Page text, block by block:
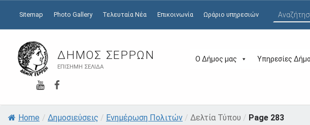
ΔΉΜΟΣ ΣΕΡΡΏΝ
ΕΠΊΣΗΜΗ ΣΕΛΊΔΑ
Ο Δήμος μας Υπηρεσίες
YouTube
Sitemap Photo Gallery Τελευταία Νέα Επικοινωνία Ωράριο υπηρεσιών
Home / Δημοσιεύσεις / Ενημέρωση Πολιτών / Δελτία Τύπου / Page 283